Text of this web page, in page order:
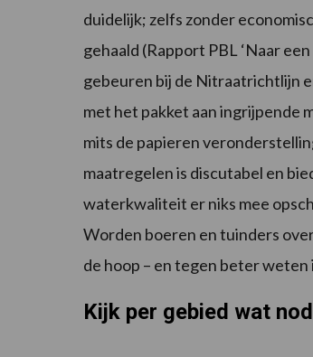
duidelijk; zelfs zonder
gehaald (Rapport PBL ‘Naar
gebeuren bij de Nitraatrichtlijn
met het pakket aan ingrijpende
mits de papieren
maatregelen is discutabel en
waterkwaliteit er niks mee
Worden boeren en tuinders
de hoop – en tegen beter weten
Kijk per gebied wat